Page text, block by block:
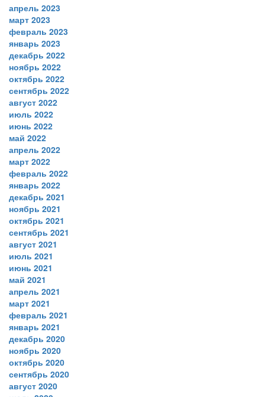
апрель 2023
март 2023
февраль 2023
январь 2023
декабрь 2022
ноябрь 2022
октябрь 2022
сентябрь 2022
август 2022
июль 2022
июнь 2022
май 2022
апрель 2022
март 2022
февраль 2022
январь 2022
декабрь 2021
ноябрь 2021
октябрь 2021
сентябрь 2021
август 2021
июль 2021
июнь 2021
май 2021
апрель 2021
март 2021
февраль 2021
январь 2021
декабрь 2020
ноябрь 2020
октябрь 2020
сентябрь 2020
август 2020